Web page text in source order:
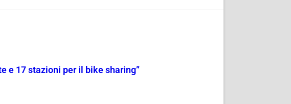
e 17 stazioni per il bike sharing”